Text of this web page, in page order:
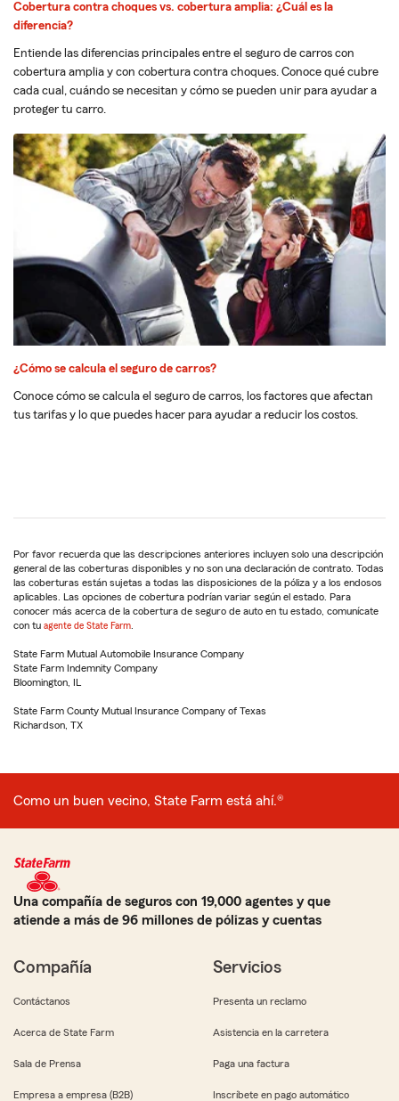
Cobertura contra choques vs. cobertura amplia: ¿Cuál es la
diferencia?
Entiende las diferencias principales entre el seguro de carros con
cobertura amplia y con cobertura contra choques. Conoce qué cubre
cada cual, cuándo se necesitan y cómo se pueden unir para ayudar a
proteger tu carro.
¿Cómo se calcula el seguro de carros?
Conoce cómo se calcula el seguro de carros, los factores que afectan
tus tarifas y lo que puedes hacer para ayudar a reducir los costos.
Por favor recuerda que las descripciones anteriores incluyen solo una descripción
general de las coberturas disponibles y no son una declaración de contrato. Todas
las coberturas están sujetas a todas las disposiciones de la póliza y a los endosos
aplicables. Las opciones de cobertura podrían variar según el estado. Para
conocer más acerca de la cobertura de seguro de auto en tu estado, comunícate
con tu agente de State Farm
State Farm Mutual Automobile Insurance Company
State Farm Indemnity Company
Bloomington, IL
State Farm County Mutual Insurance Company of Texas
Richardson, TX
Como un buen vecino, State Farm está ahí.®
Una compañía de seguros con 19,000 agentes y que
atiende a más de 96 millones de pólizas y cuentas
Compañía
Contáctanos
Acerca de State Farm
Sala de Prensa
Empresa a empresa (B2B)
Servicios
Presenta un reclamo
Asistencia en la carretera
Paga una factura
Inscríbete en pago automático